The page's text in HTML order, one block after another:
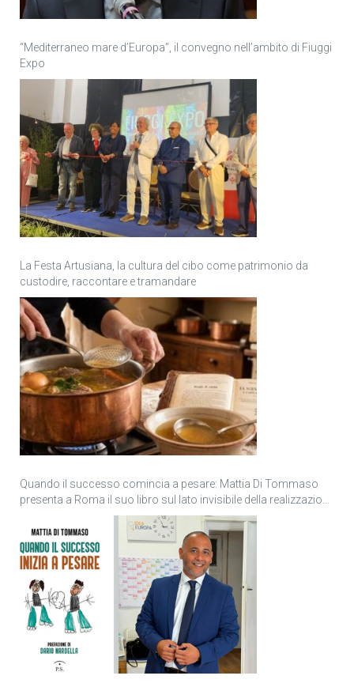
“Mediterraneo mare d’Europa”, il convegno nell’ambito di Fiuggi
Expo
La Festa Artusiana, la cultura del cibo come patrimonio da
custodire, raccontare e tramandare
Quando il successo comincia a pesare: Mattia Di Tommaso
presenta a Roma il suo libro sul lato invisibile della realizzazione